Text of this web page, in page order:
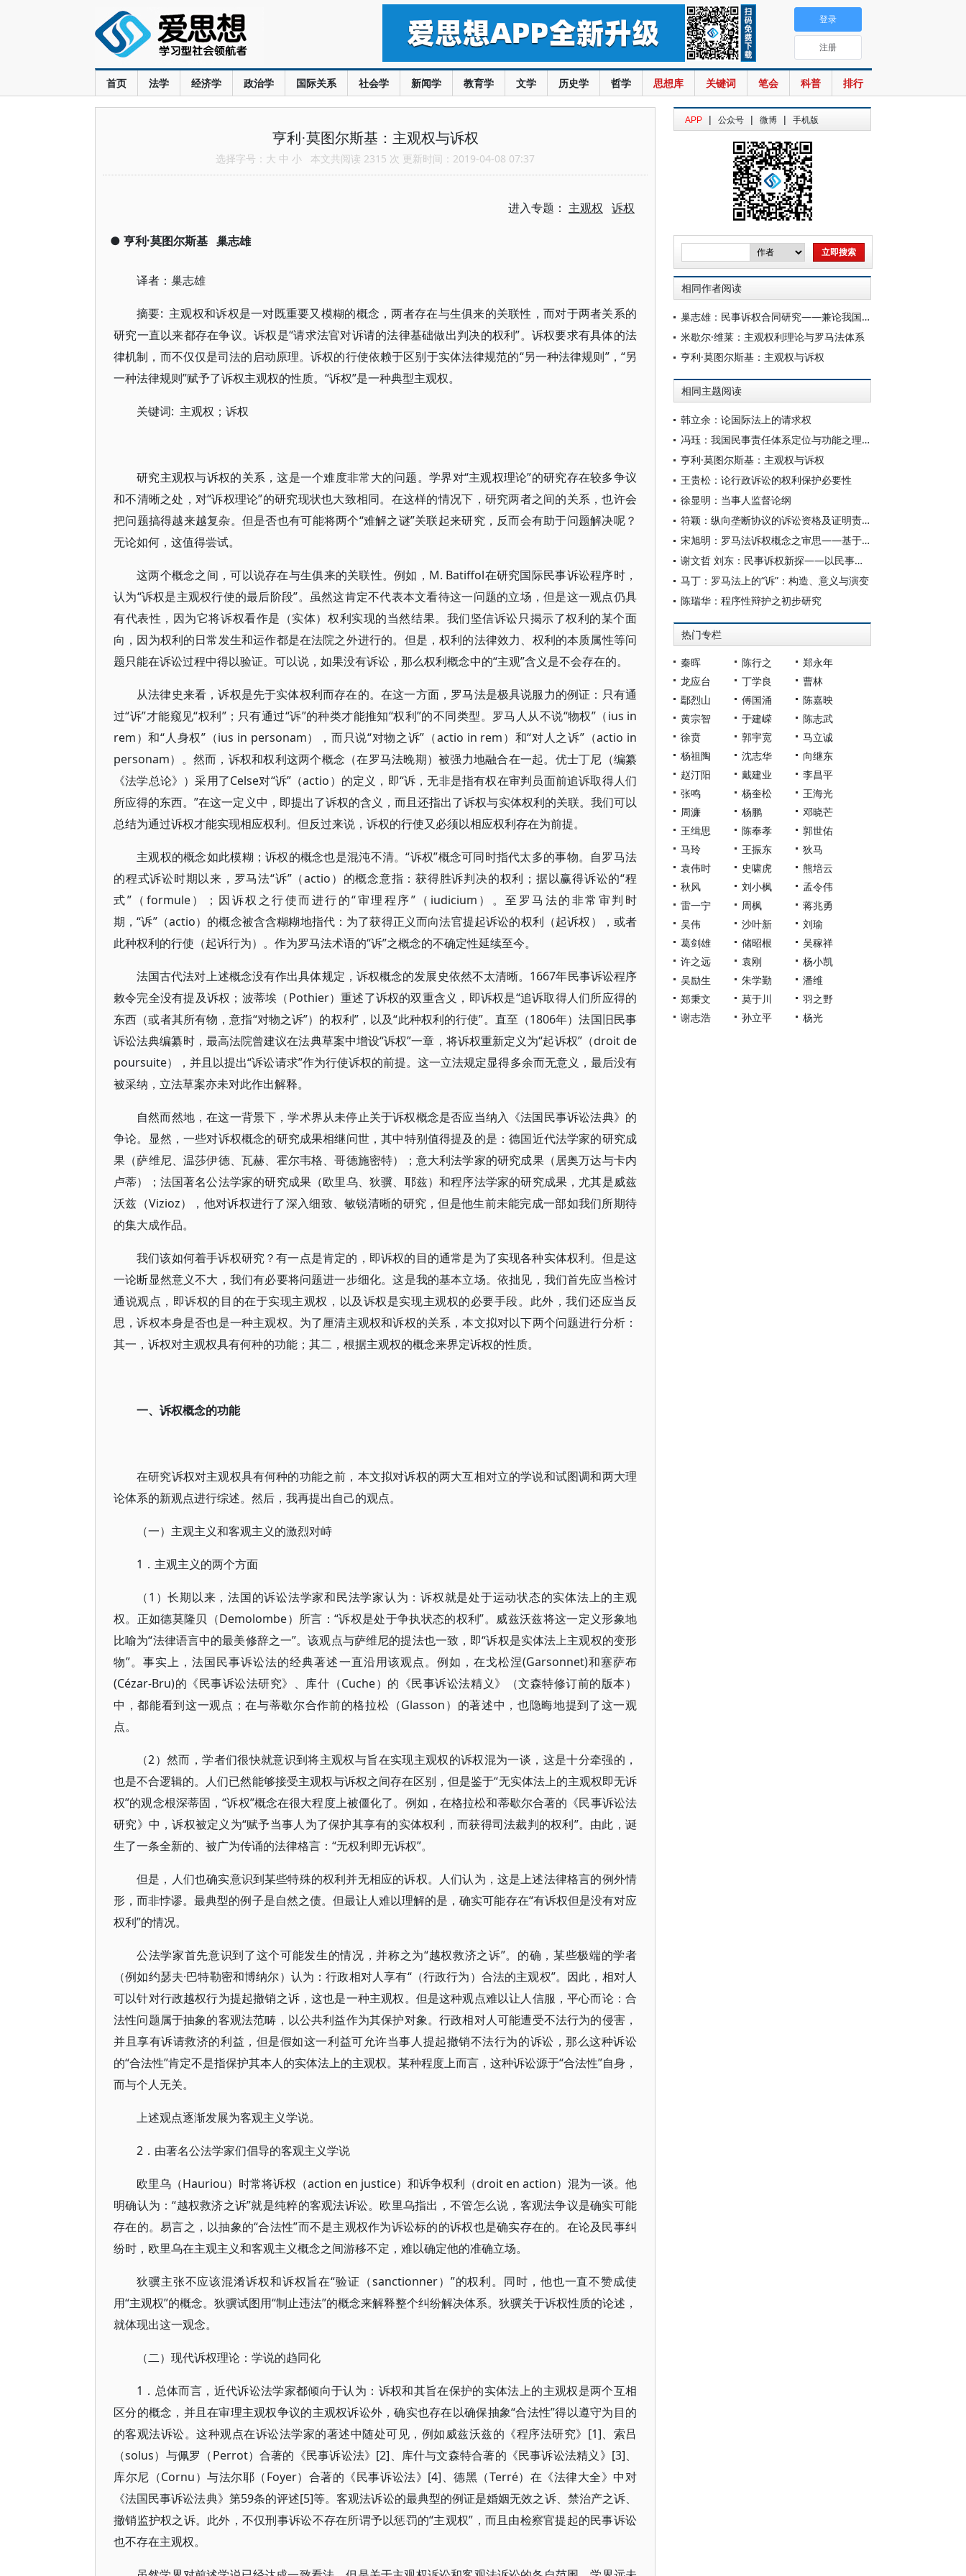
首页 法学 经济学 政治学 国际关系 社会学 新闻学 教育学 文学 历史学 哲学 思想库 关键词 笔会 科普 排行
登录
注册
亨利·莫图尔斯基：主观权与诉权
选择字号： 大 中 小 本文共阅读 2315 次 更新时间：2019-04-08 07:37
进入专题： 主观权 诉权
● 亨利·莫图尔斯基 巢志雄
译者：巢志雄
摘要: 主观权和诉权是一对既重要又模糊的概念，两者存在与生俱来的关联性，而对于两者关系的
研究一直以来都存在争议。诉权是“请求法官对诉请的法律基础做出判决的权利”。诉权要求有具体的法
律机制，而不仅仅是司法的启动原理。诉权的行使依赖于区别于实体法律规范的“另一种法律规则”，“另
一种法律规则”赋予了诉权主观权的性质。“诉权”是一种典型主观权。
关键词: 主观权；诉权
研究主观权与诉权的关系，这是一个难度非常大的问题。学界对“主观权理论”的研究存在较多争议
和不清晰之处，对“诉权理论”的研究现状也大致相同。在这样的情况下，研究两者之间的关系，也许会
把问题搞得越来越复杂。但是否也有可能将两个“难解之谜”关联起来研究，反而会有助于问题解决呢？
无论如何，这值得尝试。
这两个概念之间，可以说存在与生俱来的关联性。例如，M. Batiffol在研究国际民事诉讼程序时，
认为“诉权是主观权行使的最后阶段”。虽然这肯定不代表本文看待这一问题的立场，但是这一观点仍具
有代表性，因为它将诉权看作是（实体）权利实现的当然结果。我们坚信诉讼只揭示了权利的某个面
向，因为权利的日常发生和运作都是在法院之外进行的。但是，权利的法律效力、权利的本质属性等问
题只能在诉讼过程中得以验证。可以说，如果没有诉讼，那么权利概念中的“主观”含义是不会存在的。
从法律史来看，诉权是先于实体权利而存在的。在这一方面，罗马法是极具说服力的例证：只有通
过“诉”才能窥见“权利”；只有通过“诉”的种类才能推知“权利”的不同类型。罗马人从不说“物权”（ius in
rem）和“人身权”（ius in personam），而只说“对物之诉”（actio in rem）和“对人之诉”（actio in
personam）。然而，诉权和权利这两个概念（在罗马法晚期）被强力地融合在一起。优士丁尼（编纂
《法学总论》）采用了Celse对“诉”（actio）的定义，即“诉，无非是指有权在审判员面前追诉取得人们
所应得的东西。”在这一定义中，即提出了诉权的含义，而且还指出了诉权与实体权利的关联。我们可以
总结为通过诉权才能实现相应权利。但反过来说，诉权的行使又必须以相应权利存在为前提。
主观权的概念如此模糊；诉权的概念也是混沌不清。“诉权”概念可同时指代太多的事物。自罗马法
的程式诉讼时期以来，罗马法“诉”（actio）的概念意指：获得胜诉判决的权利；据以赢得诉讼的“程
式”（formule）；因诉权之行使而进行的“审理程序”（iudicium）。至罗马法的非常审判时
期，“诉”（actio）的概念被含含糊糊地指代：为了获得正义而向法官提起诉讼的权利（起诉权），或者
此种权利的行使（起诉行为）。作为罗马法术语的“诉”之概念的不确定性延续至今。
法国古代法对上述概念没有作出具体规定，诉权概念的发展史依然不太清晰。1667年民事诉讼程序
敕令完全没有提及诉权；波蒂埃（Pothier）重述了诉权的双重含义，即诉权是“追诉取得人们所应得的
东西（或者其所有物，意指“对物之诉”）的权利”，以及“此种权利的行使”。直至（1806年）法国旧民事
诉讼法典编纂时，最高法院曾建议在法典草案中增设“诉权”一章，将诉权重新定义为“起诉权”（droit de
poursuite），并且以提出“诉讼请求”作为行使诉权的前提。这一立法规定显得多余而无意义，最后没有
被采纳，立法草案亦未对此作出解释。
自然而然地，在这一背景下，学术界从未停止关于诉权概念是否应当纳入《法国民事诉讼法典》的
争论。显然，一些对诉权概念的研究成果相继问世，其中特别值得提及的是：德国近代法学家的研究成
果（萨维尼、温莎伊德、瓦赫、霍尔韦格、哥德施密特）；意大利法学家的研究成果（居奥万达与卡内
卢蒂）；法国著名公法学家的研究成果（欧里乌、狄骥、耶兹）和程序法学家的研究成果，尤其是威兹
沃兹（Vizioz），他对诉权进行了深入细致、敏锐清晰的研究，但是他生前未能完成一部如我们所期待
的集大成作品。
我们该如何着手诉权研究？有一点是肯定的，即诉权的目的通常是为了实现各种实体权利。但是这
一论断显然意义不大，我们有必要将问题进一步细化。这是我的基本立场。依拙见，我们首先应当检讨
通说观点，即诉权的目的在于实现主观权，以及诉权是实现主观权的必要手段。此外，我们还应当反
思，诉权本身是否也是一种主观权。为了厘清主观权和诉权的关系，本文拟对以下两个问题进行分析：
其一，诉权对主观权具有何种的功能；其二，根据主观权的概念来界定诉权的性质。
一、诉权概念的功能
在研究诉权对主观权具有何种的功能之前，本文拟对诉权的两大互相对立的学说和试图调和两大理
论体系的新观点进行综述。然后，我再提出自己的观点。
（一）主观主义和客观主义的激烈对峙
1．主观主义的两个方面
（1）长期以来，法国的诉讼法学家和民法学家认为：诉权就是处于运动状态的实体法上的主观
权。正如德莫隆贝（Demolombe）所言：“诉权是处于争执状态的权利”。威兹沃兹将这一定义形象地
比喻为“法律语言中的最美修辞之一”。该观点与萨维尼的提法也一致，即“诉权是实体法上主观权的变形
物”。事实上，法国民事诉讼法的经典著述一直沿用该观点。例如，在戈松涅(Garsonnet)和塞萨布
(Cézar-Bru)的《民事诉讼法研究》、库什（Cuche）的《民事诉讼法精义》（文森特修订前的版本）
中，都能看到这一观点；在与蒂歇尔合作前的格拉松（Glasson）的著述中，也隐晦地提到了这一观
点。
（2）然而，学者们很快就意识到将主观权与旨在实现主观权的诉权混为一谈，这是十分牵强的，
也是不合逻辑的。人们已然能够接受主观权与诉权之间存在区别，但是鉴于“无实体法上的主观权即无诉
权”的观念根深蒂固，“诉权”概念在很大程度上被僵化了。例如，在格拉松和蒂歇尔合著的《民事诉讼法
研究》中，诉权被定义为“赋予当事人为了保护其享有的实体权利，而获得司法裁判的权利”。由此，诞
生了一条全新的、被广为传诵的法律格言：“无权利即无诉权”。
但是，人们也确实意识到某些特殊的权利并无相应的诉权。人们认为，这是上述法律格言的例外情
形，而非悖谬。最典型的例子是自然之债。但最让人难以理解的是，确实可能存在“有诉权但是没有对应
权利”的情况。
公法学家首先意识到了这个可能发生的情况，并称之为“越权救济之诉”。的确，某些极端的学者
（例如约瑟夫·巴特勒密和博纳尔）认为：行政相对人享有“（行政行为）合法的主观权”。因此，相对人
可以针对行政越权行为提起撤销之诉，这也是一种主观权。但是这种观点难以让人信服，平心而论：合
法性问题属于抽象的客观法范畴，以公共利益作为其保护对象。行政相对人可能遭受不法行为的侵害，
并且享有诉请救济的利益，但是假如这一利益可允许当事人提起撤销不法行为的诉讼，那么这种诉讼
的“合法性”肯定不是指保护其本人的实体法上的主观权。某种程度上而言，这种诉讼源于“合法性”自身，
而与个人无关。
上述观点逐渐发展为客观主义学说。
2．由著名公法学家们倡导的客观主义学说
欧里乌（Hauriou）时常将诉权（action en justice）和诉争权利（droit en action）混为一谈。他
明确认为：“越权救济之诉”就是纯粹的客观法诉讼。欧里乌指出，不管怎么说，客观法争议是确实可能
存在的。易言之，以抽象的“合法性”而不是主观权作为诉讼标的的诉权也是确实存在的。在论及民事纠
纷时，欧里乌在主观主义和客观主义概念之间游移不定，难以确定他的准确立场。
狄骥主张不应该混淆诉权和诉权旨在“验证（sanctionner）”的权利。同时，他也一直不赞成使
用“主观权”的概念。狄骥试图用“制止违法”的概念来解释整个纠纷解决体系。狄骥关于诉权性质的论述，
就体现出这一观念。
（二）现代诉权理论：学说的趋同化
1．总体而言，近代诉讼法学家都倾向于认为：诉权和其旨在保护的实体法上的主观权是两个互相
区分的概念，并且在审理主观权争议的主观权诉讼外，确实也存在以确保抽象“合法性”得以遵守为目的
的客观法诉讼。这种观点在诉讼法学家的著述中随处可见，例如威兹沃兹的《程序法研究》[1]、索吕
（solus）与佩罗（Perrot）合著的《民事诉讼法》[2]、库什与文森特合著的《民事诉讼法精义》[3]、
库尔尼（Cornu）与法尔耶（Foyer）合著的《民事诉讼法》[4]、德黑（Terré）在《法律大全》中对
《法国民事诉讼法典》第59条的评述[5]等。客观法诉讼的最典型的例证是婚姻无效之诉、禁治产之诉、
撤销监护权之诉。此外，不仅刑事诉讼不存在所谓予以惩罚的“主观权”，而且由检察官提起的民事诉讼
也不存在主观权。
APP | 公众号 | 微博 | 手机版
相同作者阅读
巢志雄：民事诉权合同研究——兼论我国司法裁判经验对法学理论发展的影响
米歇尔·维莱：主观权利理论与罗马法体系
亨利·莫图尔斯基：主观权与诉权
相同主题阅读
韩立余：论国际法上的请求权
冯珏：我国民事责任体系定位与功能之理论反思
亨利·莫图尔斯基：主观权与诉权
王贵松：论行政诉讼的权利保护必要性
徐显明：当事人监督论纲
符颖：纵向垄断协议的诉讼资格及证明责任“北京锐邦涌和科贸有限公司诉强生（中国）医疗器材有限公司案”评析
宋旭明：罗马法诉权概念之审思——基于文本与逻辑的视角
谢文哲 刘东：民事诉权新探——以民事诉讼法修正案为背景
马丁：罗马法上的“诉”：构造、意义与演变
陈瑞华：程序性辩护之初步研究
热门专栏
秦晖 陈行之
郑永年
龙应台
丁学良
曹林
鄢烈山
傅国涌
陈嘉映
黄宗智
于建嵘
陈志武
徐贲
郭宇宽
马立诚
杨祖陶
沈志华
向继东
赵汀阳
戴建业
李昌平
张鸣
杨奎松
王海光
周濂
杨鹏
邓晓芒
王缉思
陈奉孝
郭世佑
马玲
王振东
狄马
袁伟时
史啸虎
熊培云
秋风
刘小枫
孟令伟
雷一宁
周枫
蒋兆勇
吴伟
沙叶新
刘瑜
葛剑雄
储昭根
吴稼祥
许之远
袁刚
杨小凯
吴励生
朱学勤
潘维
郑秉文
莫于川
羽之野
谢志浩
孙立平 杨光